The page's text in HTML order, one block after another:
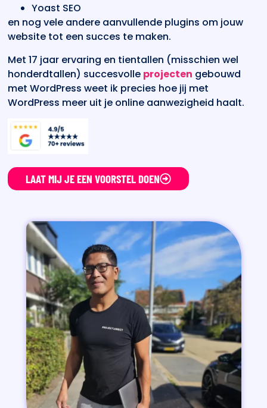
Yoast SEO
en nog vele andere aanvullende plugins om jouw
website tot een succes te maken.
Met 17 jaar ervaring en tientallen (misschien wel
honderdtallen) succesvolle projecten gebouwd
met WordPress weet ik precies hoe jij met
WordPress meer uit je online aanwezigheid haalt.
LAAT MIJ JE EEN VOORSTEL DOEN